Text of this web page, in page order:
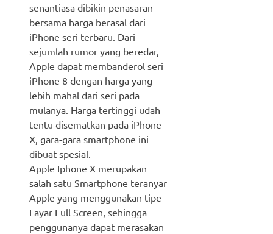
senantiasa dibikin penasaran
bersama harga berasal dari
iPhone seri terbaru. Dari
sejumlah rumor yang beredar,
Apple dapat membanderol seri
iPhone 8 dengan harga yang
lebih mahal dari seri pada
mulanya. Harga tertinggi udah
tentu disematkan pada iPhone
X, gara-gara smartphone ini
dibuat spesial.
Apple Iphone X merupakan
salah satu Smartphone teranyar
Apple yang menggunakan tipe
Layar Full Screen, sehingga
penggunanya dapat merasakan